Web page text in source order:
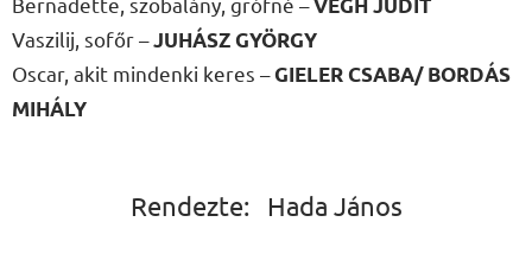
VÉGH JUDIT
Vaszilij, sofőr –JUHÁSZ GYÖRGY
Oscar, akit mindenki keres –GIELER CSABA/ BORDÁS
MIHÁLY
Rendezte: Hada János